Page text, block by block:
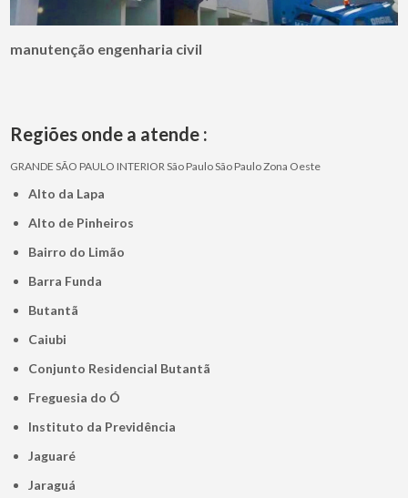
manutenção engenharia civil
Regiões onde a atende :
GRANDE SÃO PAULO INTERIOR São PauloSão PauloZona Oeste
Alto da Lapa
Alto de Pinheiros
Bairro do Limão
Barra Funda
Butantã
Caiubi
Conjunto Residencial Butantã
Freguesia do Ó
Instituto da Previdência
Jaguaré
Jaraguá